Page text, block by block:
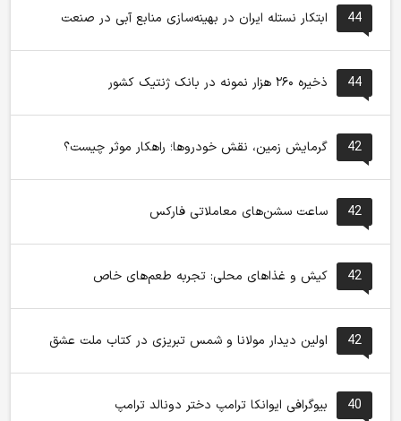
44 ابتکار نستله ایران در بهینه‌سازی منابع آبی در صنعت
44 ذخیره ۲۶۰ هزار نمونه در بانک ژنتیک کشور
42 گرمایش زمین، نقش خودروها؛ راهکار موثر چیست؟
42 ساعت سشن‌های معاملاتی فارکس
42 کیش و غذاهای محلی: تجربه طعم‌های خاص
42 اولین دیدار مولانا و شمس تبریزی در کتاب ملت عشق
40 بیوگرافی ایوانکا ترامپ دختر دونالد ترامپ